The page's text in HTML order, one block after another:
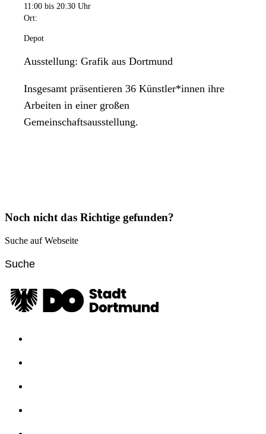
11:00 bis 20:30 Uhr
Ort:
Depot
Ausstellung: Grafik aus Dortmund
Insgesamt präsentieren 36 Künstler*innen ihre
Arbeiten in einer großen
Gemeinschaftsausstellung.
Noch nicht das Richtige gefunden?
Suche auf Webseite